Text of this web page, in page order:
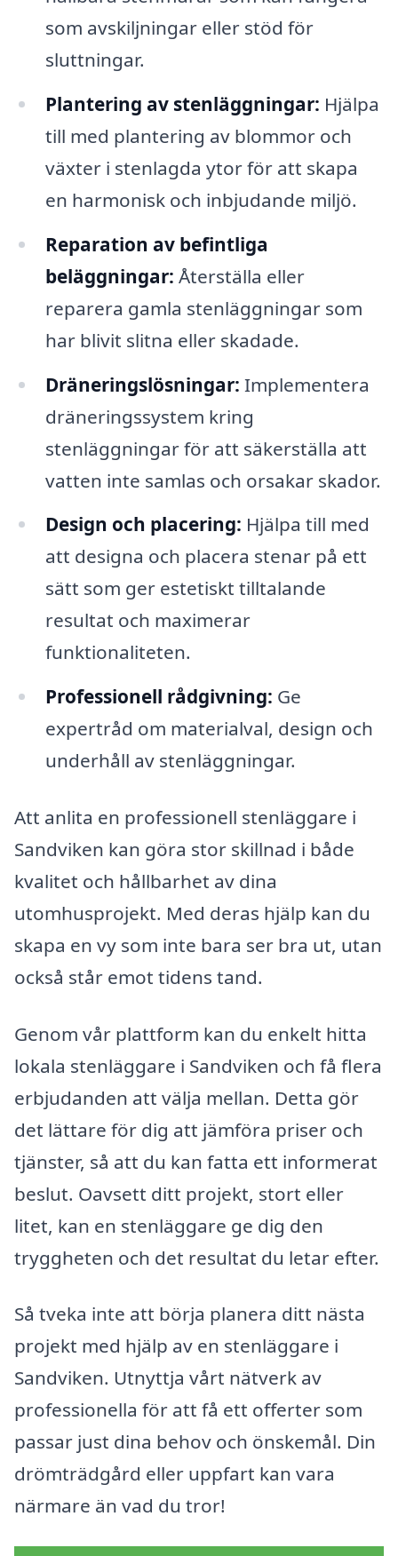
som avskiljningar eller stöd för
sluttningar.
Plantering av stenläggningar: Hjälpa
till med plantering av blommor och
växter i stenlagda ytor för att skapa
en harmonisk och inbjudande miljö.
Reparation av befintliga
beläggningar: Återställa eller
reparera gamla stenläggningar som
har blivit slitna eller skadade.
Dräneringslösningar: Implementera
dräneringssystem kring
stenläggningar för att säkerställa att
vatten inte samlas och orsakar skador.
Design och placering: Hjälpa till med
att designa och placera stenar på ett
sätt som ger estetiskt tilltalande
resultat och maximerar
funktionaliteten.
Professionell rådgivning: Ge
expertråd om materialval, design och
underhåll av stenläggningar.
Att anlita en professionell stenläggare i
Sandviken kan göra stor skillnad i både
kvalitet och hållbarhet av dina
utomhusprojekt. Med deras hjälp kan du
skapa en vy som inte bara ser bra ut, utan
också står emot tidens tand.
Genom vår plattform kan du enkelt hitta
lokala stenläggare i Sandviken och få flera
erbjudanden att välja mellan. Detta gör
det lättare för dig att jämföra priser och
tjänster, så att du kan fatta ett informerat
beslut. Oavsett ditt projekt, stort eller
litet, kan en stenläggare ge dig den
tryggheten och det resultat du letar efter.
Så tveka inte att börja planera ditt nästa
projekt med hjälp av en stenläggare i
Sandviken. Utnyttja vårt nätverk av
professionella för att få ett offerter som
passar just dina behov och önskemål. Din
drömträdgård eller uppfart kan vara
närmare än vad du tror!